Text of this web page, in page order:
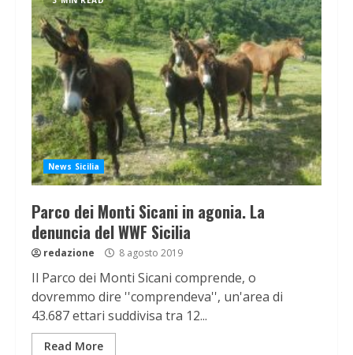
News Sicilia
Parco dei Monti Sicani in agonia. La
denuncia del WWF Sicilia
redazione 8 agosto 2019
Il Parco dei Monti Sicani comprende, o
dovremmo dire ''comprendeva'', un'area di
43.687 ettari suddivisa tra 12...
Read More